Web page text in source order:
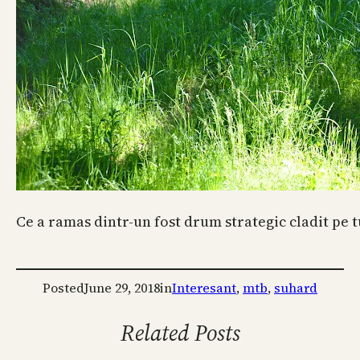
Ce a ramas dintr-un fost drum strategic cladit pe
PostedJune 29, 2018inInteresant, mtb, suhard
Related Posts